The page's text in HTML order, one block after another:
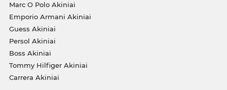
Marc O Polo Akiniai
Emporio Armani Akiniai
Guess Akiniai
Persol Akiniai
Boss Akiniai
Tommy Hilfiger Akiniai
Carrera Akiniai